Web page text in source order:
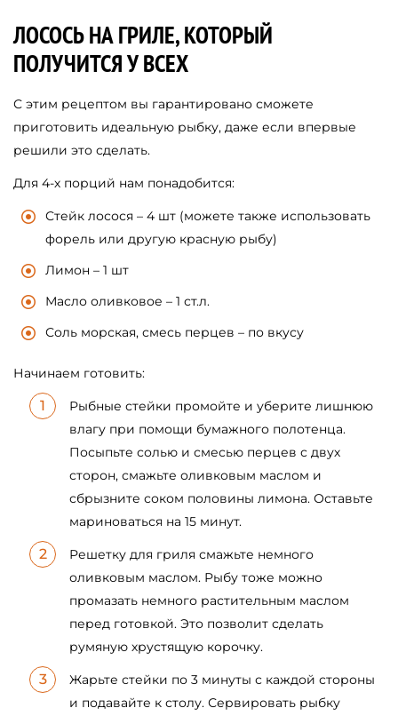
ЛОСОСЬ НА ГРИЛЕ, КОТОРЫЙ
ПОЛУЧИТСЯ У ВСЕХ
С этим рецептом вы гарантировано сможете
приготовить идеальную рыбку, даже если впервые
решили это сделать.
Для 4-х порций нам понадобится:
Стейк лосося – 4 шт (можете также использовать
форель или другую красную рыбу)
Лимон – 1 шт
Масло оливковое – 1 ст.л.
Соль морская, смесь перцев – по вкусу
Начинаем готовить:
Рыбные стейки промойте и уберите лишнюю
влагу при помощи бумажного полотенца.
Посыпьте солью и смесью перцев с двух
сторон, смажьте оливковым маслом и
сбрызните соком половины лимона. Оставьте
мариноваться на 15 минут.
Решетку для гриля смажьте немного
оливковым маслом. Рыбу тоже можно
промазать немного растительным маслом
перед готовкой. Это позволит сделать
румяную хрустящую корочку.
Жарьте стейки по 3 минуты с каждой стороны
и подавайте к столу. Сервировать рыбку